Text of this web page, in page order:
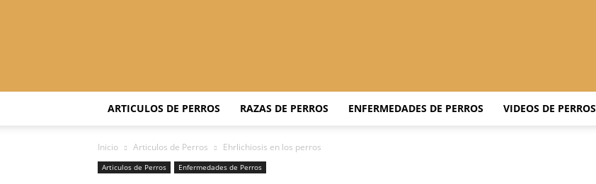
Adiestrar
ARTICULOS DE PERROS RAZAS DE PERROS ENFERMEDADES DE PERROS VIDEOS DE PERROS
Inicio Articulos de Perros Ehrlichiosis en los perros
Articulos de Perros Enfermedades de Perros